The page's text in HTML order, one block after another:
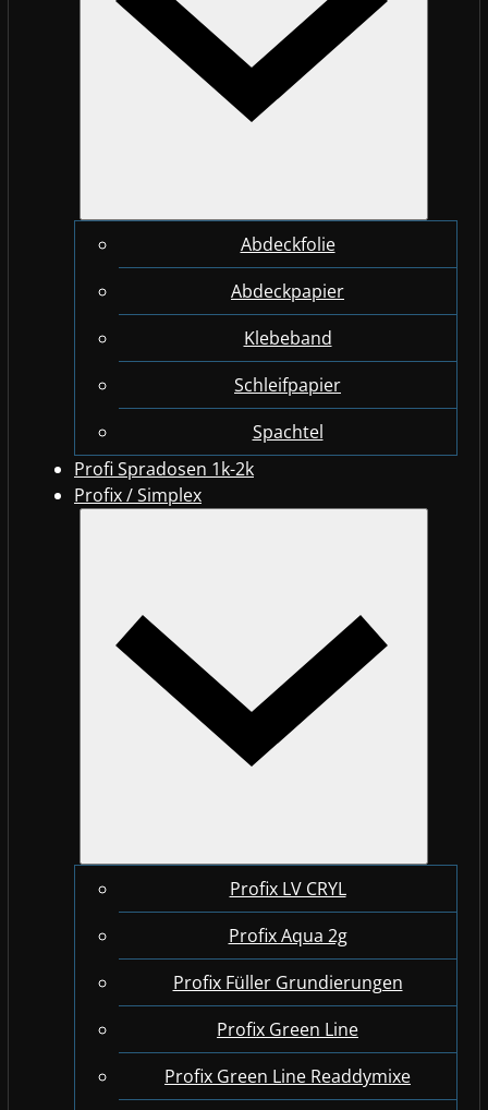
Abdeckfolie
Abdeckpapier
Klebeband
Schleifpapier
Spachtel
Profi Spradosen 1k-2k
Profix / Simplex
Profix LV CRYL
Profix Aqua 2g
Profix Füller Grundierungen
Profix Green Line
Profix Green Line Readdymixe